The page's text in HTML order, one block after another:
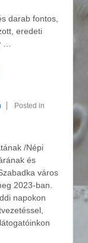
darab fontos,
eredeti
…
Posted in
/Népi
és
város
2023-ban.
napokon